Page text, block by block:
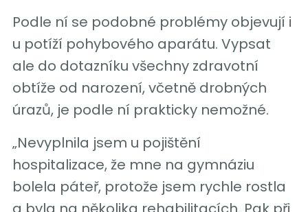
Podle ní se podobné problémy objevují i
u potíží pohybového aparátu. Vypsat
ale do dotazníku všechny zdravotní
obtíže od narození, včetně drobných
úrazů, je podle ní prakticky nemožné.
„Nevyplnila jsem u pojištění
hospitalizace, že mne na gymnáziu
bolela páteř, protože jsem rychle rostla